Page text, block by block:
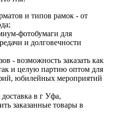
и типов рамок - от
фотобумаги для
и долговечности
- возможность заказать как
и целую партию оптом для
юбилейных мероприятий
в г Уфа,
заказанные товары в